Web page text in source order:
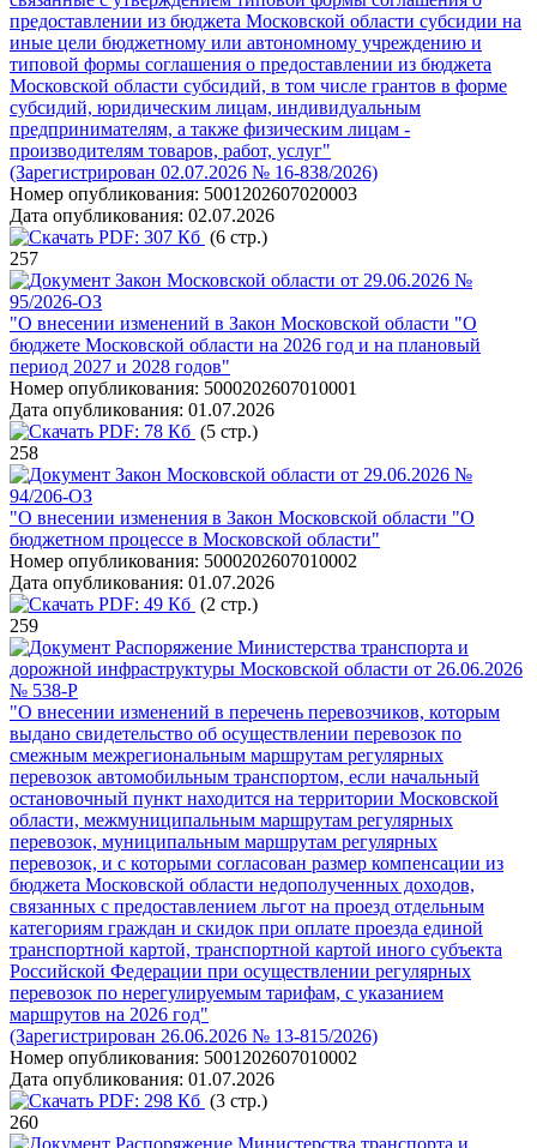
предоставлении из бюджета Московской области субсидии на
иные цели бюджетному или автономному учреждению и
типовой формы соглашения о предоставлении из бюджета
Московской области субсидий, в том числе грантов в форме
субсидий, юридическим лицам, индивидуальным
предпринимателям, а также физическим лицам -
производителям товаров, работ, услуг"
(Зарегистрирован 02.07.2026 № 16-838/2026)
Номер опубликования: 5001202607020003
Дата опубликования: 02.07.2026
PDF: 307 Кб (6 стр.)
257
Закон Московской области от 29.06.2026 №
95/2026-ОЗ
"О внесении изменений в Закон Московской области "О
бюджете Московской области на 2026 год и на плановый
период 2027 и 2028 годов"
Номер опубликования: 5000202607010001
Дата опубликования: 01.07.2026
PDF: 78 Кб (5 стр.)
258
Закон Московской области от 29.06.2026 №
94/206-ОЗ
"О внесении изменения в Закон Московской области "О
бюджетном процессе в Московской области"
Номер опубликования: 5000202607010002
Дата опубликования: 01.07.2026
PDF: 49 Кб (2 стр.)
259
Распоряжение Министерства транспорта и
дорожной инфраструктуры Московской области от 26.06.2026
№ 538-Р
"О внесении изменений в перечень перевозчиков, которым
выдано свидетельство об осуществлении перевозок по
смежным межрегиональным маршрутам регулярных
перевозок автомобильным транспортом, если начальный
остановочный пункт находится на территории Московской
области, межмуниципальным маршрутам регулярных
перевозок, муниципальным маршрутам регулярных
перевозок, и с которыми согласован размер компенсации из
бюджета Московской области недополученных доходов,
связанных с предоставлением льгот на проезд отдельным
категориям граждан и скидок при оплате проезда единой
транспортной картой, транспортной картой иного субъекта
Российской Федерации при осуществлении регулярных
перевозок по нерегулируемым тарифам, с указанием
маршрутов на 2026 год"
(Зарегистрирован 26.06.2026 № 13-815/2026)
Номер опубликования: 5001202607010002
Дата опубликования: 01.07.2026
PDF: 298 Кб (3 стр.)
260
Распоряжение Министерства транспорта и